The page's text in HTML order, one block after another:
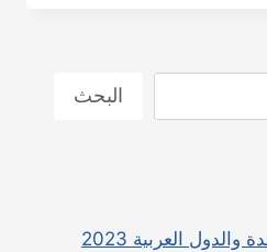
البحث
العربية 2023